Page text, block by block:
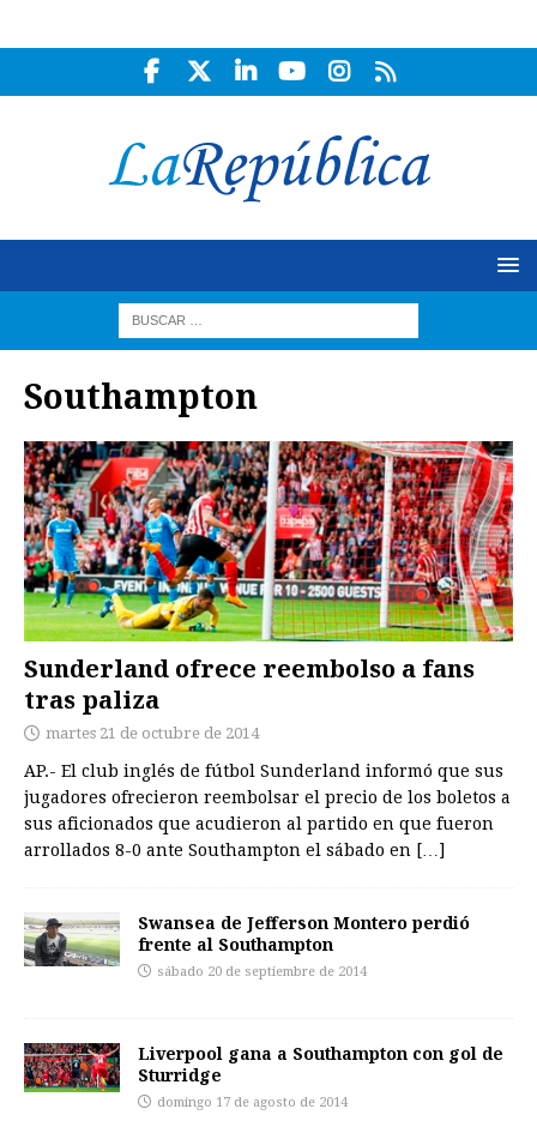
Southampton
Sunderland ofrece reembolso a fans
tras paliza
martes 21 de octubre de 2014
AP.- El club inglés de fútbol Sunderland informó que sus
jugadores ofrecieron reembolsar el precio de los boletos a
sus aficionados que acudieron al partido en que fueron
arrollados 8-0 ante Southampton el sábado en […]
Swansea de Jefferson Montero perdió
frente al Southampton
sábado 20 de septiembre de 2014
Liverpool gana a Southampton con gol de
Sturridge
domingo 17 de agosto de 2014